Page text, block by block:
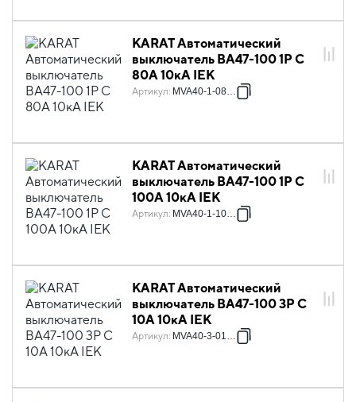
KARAT Автоматический
выключатель ВА47-100 1P C
80А 10кА IEK
Артикул: MVA40-1-080-C
KARAT Автоматический
выключатель ВА47-100 1P C
100А 10кА IEK
Артикул: MVA40-1-100-C
KARAT Автоматический
выключатель ВА47-100 3P C
10А 10кА IEK
Артикул: MVA40-3-010-C